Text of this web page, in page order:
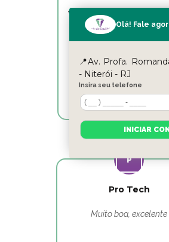
Victor Hugo Marins
Pro Tech
Muito boa, excelente
Olá! Fale
📍Av. Profa.
- Niterói - RJ
Insira seu telefone
INICIAR